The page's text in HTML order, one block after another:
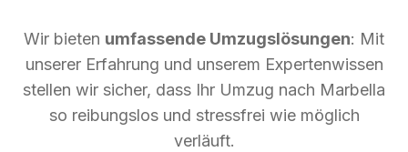
Wir bieten umfassende Umzugslösungen: Mit
unserer Erfahrung und unserem Expertenwissen
stellen wir sicher, dass Ihr Umzug nach Marbella
so reibungslos und stressfrei wie möglich
verläuft.